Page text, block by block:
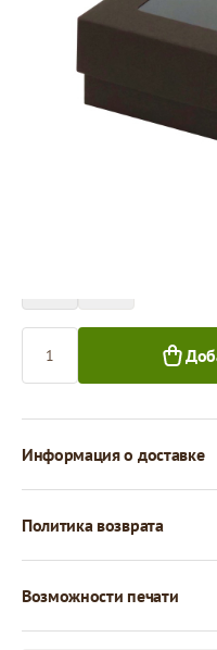
Толщина:320 g/m2
Tовар можно получить в
Цена за 1 штуку
Информация о доставке
Политика возврата
Возможности печати